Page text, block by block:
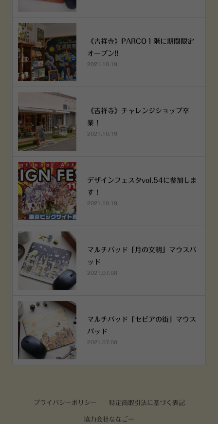
《吉祥寺》PARCO１階に期間限定
オープン!!
2021.10.19
《吉祥寺》チャレンジショップ卒
業！
2021.10.19
デザインフェスタvol.54に参加しま
す！
2021.10.19
マルチパッド「月の文明」マウスパ
ッド
2021.07.08
マルチパッド「セピアの街」マウス
パッド
2021.07.08
プライバシーポリシー 特定商取引法に基づく表記
協力会社ななごー